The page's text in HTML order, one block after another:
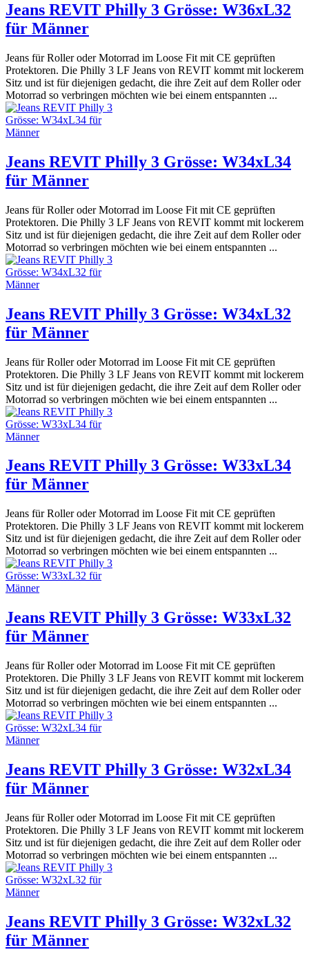
Jeans REVIT Philly 3 Grösse: W36xL32
für Männer
Jeans für Roller oder Motorrad im Loose Fit mit CE geprüften
Protektoren. Die Philly 3 LF Jeans von REVIT kommt mit lockerem
Sitz und ist für diejenigen gedacht, die ihre Zeit auf dem Roller oder
Motorrad so verbringen möchten wie bei einem entspannten ...
Jeans REVIT Philly 3 Grösse: W34xL34
für Männer
Jeans für Roller oder Motorrad im Loose Fit mit CE geprüften
Protektoren. Die Philly 3 LF Jeans von REVIT kommt mit lockerem
Sitz und ist für diejenigen gedacht, die ihre Zeit auf dem Roller oder
Motorrad so verbringen möchten wie bei einem entspannten ...
Jeans REVIT Philly 3 Grösse: W34xL32
für Männer
Jeans für Roller oder Motorrad im Loose Fit mit CE geprüften
Protektoren. Die Philly 3 LF Jeans von REVIT kommt mit lockerem
Sitz und ist für diejenigen gedacht, die ihre Zeit auf dem Roller oder
Motorrad so verbringen möchten wie bei einem entspannten ...
Jeans REVIT Philly 3 Grösse: W33xL34
für Männer
Jeans für Roller oder Motorrad im Loose Fit mit CE geprüften
Protektoren. Die Philly 3 LF Jeans von REVIT kommt mit lockerem
Sitz und ist für diejenigen gedacht, die ihre Zeit auf dem Roller oder
Motorrad so verbringen möchten wie bei einem entspannten ...
Jeans REVIT Philly 3 Grösse: W33xL32
für Männer
Jeans für Roller oder Motorrad im Loose Fit mit CE geprüften
Protektoren. Die Philly 3 LF Jeans von REVIT kommt mit lockerem
Sitz und ist für diejenigen gedacht, die ihre Zeit auf dem Roller oder
Motorrad so verbringen möchten wie bei einem entspannten ...
Jeans REVIT Philly 3 Grösse: W32xL34
für Männer
Jeans für Roller oder Motorrad im Loose Fit mit CE geprüften
Protektoren. Die Philly 3 LF Jeans von REVIT kommt mit lockerem
Sitz und ist für diejenigen gedacht, die ihre Zeit auf dem Roller oder
Motorrad so verbringen möchten wie bei einem entspannten ...
Jeans REVIT Philly 3 Grösse: W32xL32
für Männer